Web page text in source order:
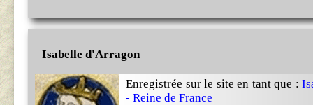
Isabelle d'Arragon
Enregistrée sur le site en tant que :
- Reine de France